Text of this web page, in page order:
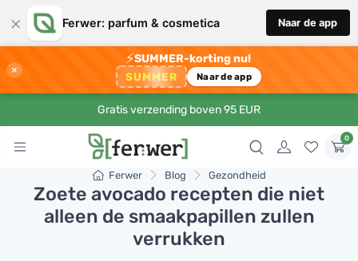
× Ferwer: parfum & cosmetica Naar de app
×
⚡SUMMER-korting nu!
SUMMER Naar de app
Gratis verzending boven 95 EUR
0
Ferwer Blog Gezondheid
Zoete avocado recepten die niet
alleen de smaakpapillen zullen
verrukken